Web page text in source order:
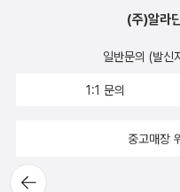
뒤로가
(주)알라
일반문의 (발신
1:1 문의
중고매장